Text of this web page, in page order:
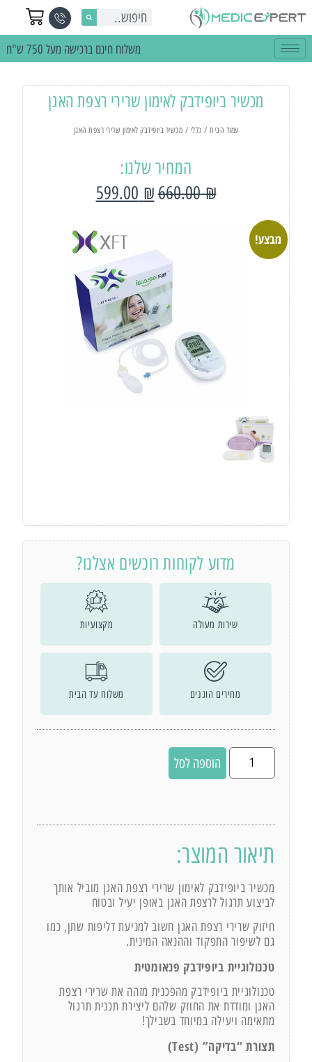
משלוח חינם ברכישה מעל 750 ש"ח
מכשיר ביופידבק לאימון שרירי רצפת האגן
עמוד הבית / כללי / מכשיר ביופידבק לאימון שרירי רצפת האגן
המחיר שלנו:
₪
660.00
₪
מבצע!
מדוע לקוחות רוכשים אצלנו?
שירות מעולה מקצועיות
מחירים הוגנים משלוח עד הבית
הוספה לסל
תיאור המוצר:
מכשיר ביופידבק לאימון שרירי רצפת האגן מוביל אותך
לביצוע תרגול לרצפת האגן באופן יעיל ובטוח
חיזוק שרירי רצפת האגן חשוב למניעת דליפות שתן, כמו
גם לשיפור התפקוד וההנאה המינית.
טכנולוגיית ביופידבק פנאומטית
טכנולוגיית ביופידבק מהפכנית מזהה את שרירי רצפת
האגן ומודדת את החוזק שלהם ליצירת תכנית תרגול
מתאימה ויעילה במיוחד בשבילך!
תצורת “בדיקה” (Test)